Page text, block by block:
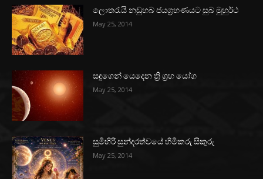
ලොතරැයි නඩුහබ ජයග්‍රහණයට සුබ මුහුර්ථ
May 25, 2014
සඳුගෙන් යෙදෙන ත්‍රි ග්‍රහ යෝග
May 25, 2014
සුමිහිරි සුන්දරත්වයේ හිමිකරු සිකුරු
May 25, 2014